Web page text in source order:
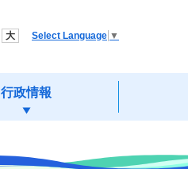
行政情報
大 Select Language ▼